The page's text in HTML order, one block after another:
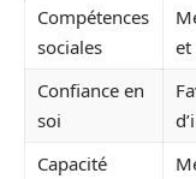
Compétences
sociales
et
Confiance en
soi
Capacité